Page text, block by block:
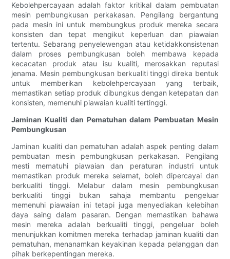
Kebolehpercayaan adalah faktor kritikal dalam pembuatan
mesin pembungkusan perkakasan. Pengilang bergantung
pada mesin ini untuk membungkus produk mereka secara
konsisten dan tepat mengikut keperluan dan piawaian
tertentu. Sebarang penyelewengan atau ketidakkonsistenan
dalam proses pembungkusan boleh membawa kepada
kecacatan produk atau isu kualiti, merosakkan reputasi
jenama. Mesin pembungkusan berkualiti tinggi direka bentuk
untuk memberikan kebolehpercayaan yang terbaik,
memastikan setiap produk dibungkus dengan ketepatan dan
konsisten, memenuhi piawaian kualiti tertinggi.
Jaminan Kualiti dan Pematuhan dalam Pembuatan Mesin
Pembungkusan
Jaminan kualiti dan pematuhan adalah aspek penting dalam
pembuatan mesin pembungkusan perkakasan. Pengilang
mesti mematuhi piawaian dan peraturan industri untuk
memastikan produk mereka selamat, boleh dipercayai dan
berkualiti tinggi. Melabur dalam mesin pembungkusan
berkualiti tinggi bukan sahaja membantu pengeluar
memenuhi piawaian ini tetapi juga menyediakan kelebihan
daya saing dalam pasaran. Dengan memastikan bahawa
mesin mereka adalah berkualiti tinggi, pengeluar boleh
menunjukkan komitmen mereka terhadap jaminan kualiti dan
pematuhan, menanamkan keyakinan kepada pelanggan dan
pihak berkepentingan mereka.